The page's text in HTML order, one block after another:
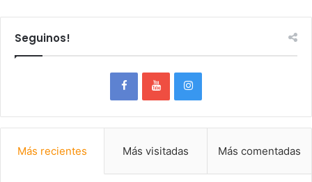
Seguinos!
Más recientes Más visitadas Más comentadas